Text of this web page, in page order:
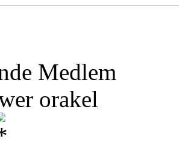
Medlem
orakel